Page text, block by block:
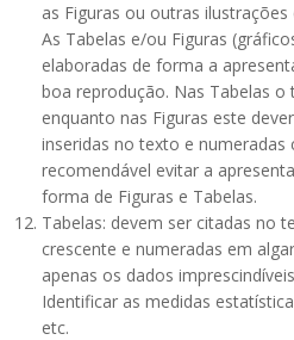
as Figuras ou outras
As Tabelas e/ou Figuras
elaboradas de forma a
boa reprodução. Nas Tabelas o
enquanto nas Figuras este
inseridas no texto e numeradas
recomendável evitar a
forma de Figuras e Tabelas.
Tabelas: devem ser citadas no
crescente e numeradas em
apenas os dados
Identificar as medidas
etc.